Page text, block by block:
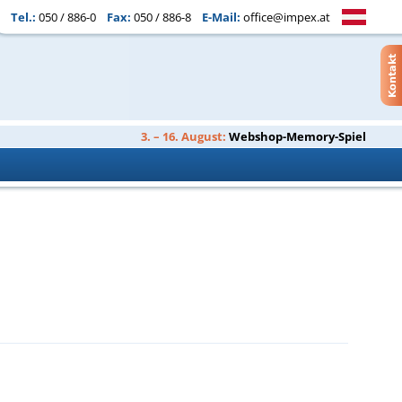
Tel.: 050 / 886-0 Fax: 050 / 886-8 E-Mail: office@impex.at
3. – 16. August: Webshop-Memory-Spiel